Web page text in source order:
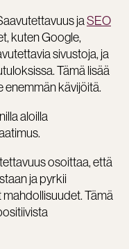
jaSEO
kuten Google,
sivustoja, ja
Tämä lisää
enemmän kävijöitä.
aloilla
osoittaa, että
ja pyrkii
Tämä